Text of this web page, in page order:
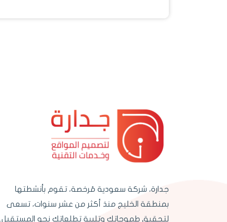
جدارة، شركة سعودية مُرخصة، تقوم بأنشطتها
بمنطقة الخليج منذ أكثر من عشر سنوات، تسعى
لتحقيق طموحاتك وتلبية تطلعاتك نحو المستقبل.